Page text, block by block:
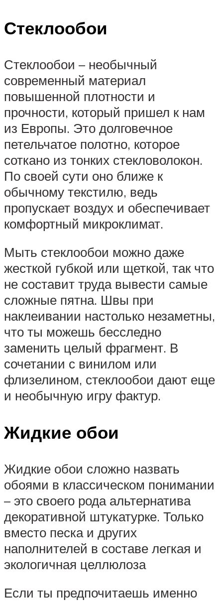
Стеклообои
Стеклообои – необычный
современный материал
повышенной плотности и
прочности, который пришел к нам
из Европы. Это долговечное
петельчатое полотно, которое
соткано из тонких стекловолокон.
По своей сути оно ближе к
обычному текстилю, ведь
пропускает воздух и обеспечивает
комфортный микроклимат.
Мыть стеклообои можно даже
жесткой губкой или щеткой, так что
не составит труда вывести самые
сложные пятна. Швы при
наклеивании настолько незаметны,
что ты можешь бесследно
заменить целый фрагмент. В
сочетании с винилом или
флизелином, стеклообои дают еще
и необычную игру фактур.
Жидкие обои
Жидкие обои сложно назвать
обоями в классическом понимании
– это своего рода альтернатива
декоративной штукатурке. Только
вместо песка и других
наполнителей в составе легкая и
экологичная целлюлоза
Если ты предпочитаешь именно